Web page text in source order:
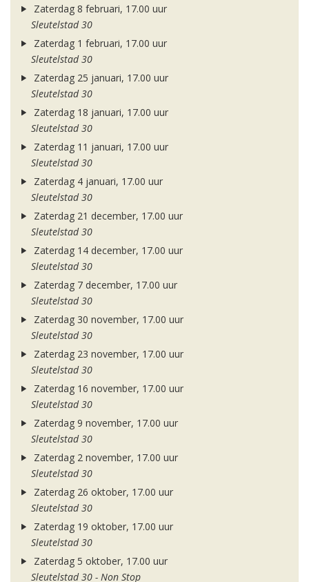
Zaterdag 8 februari, 17.00 uur
Sleutelstad 30
Zaterdag 1 februari, 17.00 uur
Sleutelstad 30
Zaterdag 25 januari, 17.00 uur
Sleutelstad 30
Zaterdag 18 januari, 17.00 uur
Sleutelstad 30
Zaterdag 11 januari, 17.00 uur
Sleutelstad 30
Zaterdag 4 januari, 17.00 uur
Sleutelstad 30
Zaterdag 21 december, 17.00 uur
Sleutelstad 30
Zaterdag 14 december, 17.00 uur
Sleutelstad 30
Zaterdag 7 december, 17.00 uur
Sleutelstad 30
Zaterdag 30 november, 17.00 uur
Sleutelstad 30
Zaterdag 23 november, 17.00 uur
Sleutelstad 30
Zaterdag 16 november, 17.00 uur
Sleutelstad 30
Zaterdag 9 november, 17.00 uur
Sleutelstad 30
Zaterdag 2 november, 17.00 uur
Sleutelstad 30
Zaterdag 26 oktober, 17.00 uur
Sleutelstad 30
Zaterdag 19 oktober, 17.00 uur
Sleutelstad 30
Zaterdag 5 oktober, 17.00 uur
Sleutelstad 30 - Non Stop